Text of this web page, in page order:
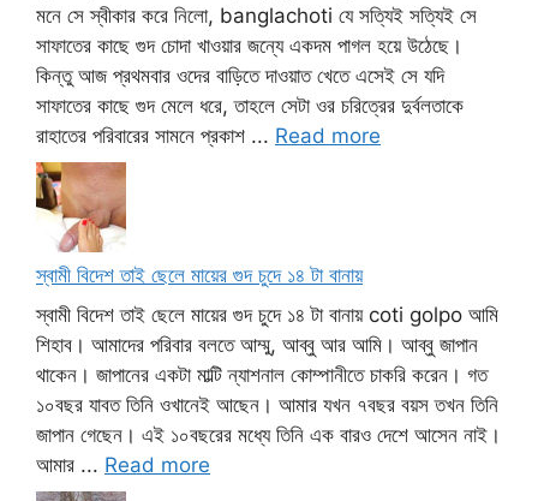
মনে সে স্বীকার করে নিলো, banglachoti যে সত্যিই সত্যিই সে
সাফাতের কাছে গুদ চোদা খাওয়ার জন্যে একদম পাগল হয়ে উঠেছে।
কিন্তু আজ প্রথমবার ওদের বাড়িতে দাওয়াত খেতে এসেই সে যদি
সাফাতের কাছে গুদ মেলে ধরে, তাহলে সেটা ওর চরিত্রের দুর্বলতাকে
রাহাতের পরিবারের সামনে প্রকাশ ... Read more
স্বামী বিদেশ তাই ছেলে মায়ের গুদ চুদে ১৪ টা বানায়
স্বামী বিদেশ তাই ছেলে মায়ের গুদ চুদে ১৪ টা বানায় coti golpo আমি
শিহাব। আমাদের পরিবার বলতে আম্মু, আব্বু আর আমি। আব্বু জাপান
থাকেন। জাপানের একটা মাল্টি ন্যাশনাল কোম্পানীতে চাকরি করেন। গত
১০বছর যাবত তিনি ওখানেই আছেন। আমার যখন ৭বছর বয়স তখন তিনি
জাপান গেছেন। এই ১০বছরের মধ্যে তিনি এক বারও দেশে আসেন নাই।
আমার ... Read more